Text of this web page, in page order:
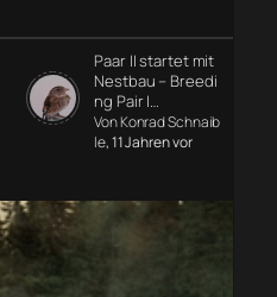
Paar II startet mit
Nestbau – Breedi
ng Pair I…
Von Konrad Schnaib
le, 11 Jahren vor